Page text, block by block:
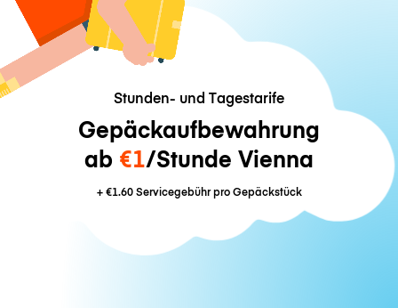
Stunden- und Tagestarife
Gepäckaufbewahrung
ab €1/Stunde Vienna
+€1.60Servicegebühr pro Gepäckstück